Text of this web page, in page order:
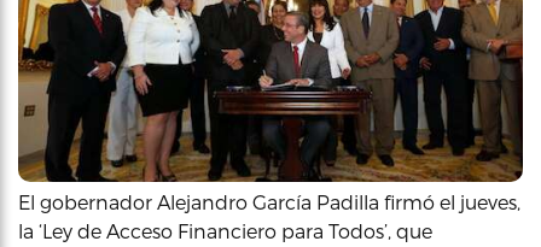
El gobernador Alejandro García Padilla firmó el jueves,
la ‘Ley de Acceso Financiero para Todos’, que